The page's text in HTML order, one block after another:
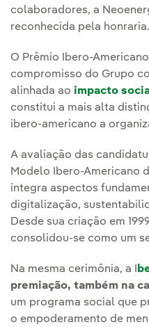
colaboradores, a
reconhecida pela honraria.
O Prêmio Ibero-
compromisso do Grupo
alinhada ao impacto
constitui a mais alta
ibero-americano a
A avaliação das
Modelo Ibero-Americano
integra aspectos
digitalização,
Desde sua criação em
consolidou-se como um
Na mesma cerimônia, a I
premiação, também na
um programa social que
o empoderamento de